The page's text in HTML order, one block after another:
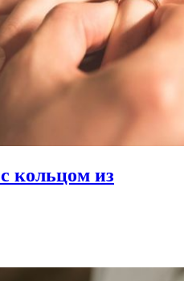
с кольцом из